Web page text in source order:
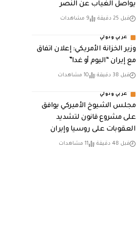
يواصل الغياب عن النصر
قبل 25 دقيقة 9 مشاهدات
عربي ودولي
وزير الخزانة الأمريكي: إعلان اتفاق
مع إيران “اليوم أو غدا”
قبل 38 دقيقة 10 مشاهدات
عربي ودولي
مجلس الشيوخ الأميركي يوافق
على مشروع قانون لتشديد
العقوبات على روسيا وإيران
قبل 48 دقيقة 11 مشاهدات